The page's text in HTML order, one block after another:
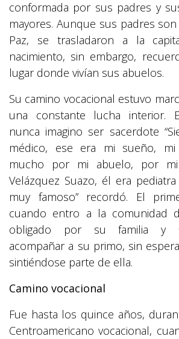
conformada por sus padres y
mayores. Aunque sus padres
Paz, se trasladaron a la
nacimiento, sin embargo,
lugar donde vivían sus abuelos.
Su camino vocacional estuvo
una constante lucha interior.
nunca imagino ser sacerdote
médico, ese era mi sueño, mi
mucho por mi abuelo, por
Velázquez Suazo, él era
muy famoso” recordó. El
cuando entro a la comunidad
obligado por su familia y
acompañar a su primo, sin
sintiéndose parte de ella.
Camino vocacional
Fue hasta los quince años,
Centroamericano vocacional,